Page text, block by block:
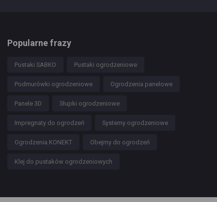
Popularne frazy
Pustaki SABKO Pustaki ogrodzeniowe
Podmurówki ogrodzeniowe Ogrodzenia panelowe
Panele 3D Słupki ogrodzeniowe
Impregnaty do ogrodzeń Systemy ogrodzeniowe
Ogrodzenia KONEKT Obejmy do ogrodzeń
Klej do pustaków ogrodzeniowych